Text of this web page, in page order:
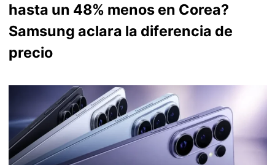
hasta un 48% menos en Corea?
Samsung aclara la diferencia de
precio